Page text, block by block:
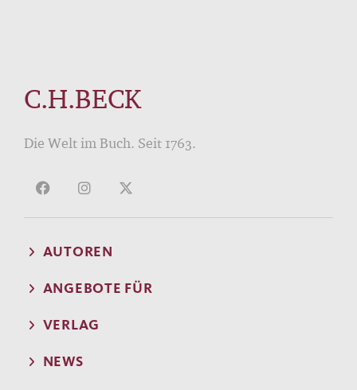
C.H.BECK
Die Welt im Buch. Seit 1763.
AUTOREN
ANGEBOTE FÜR
VERLAG
NEWS